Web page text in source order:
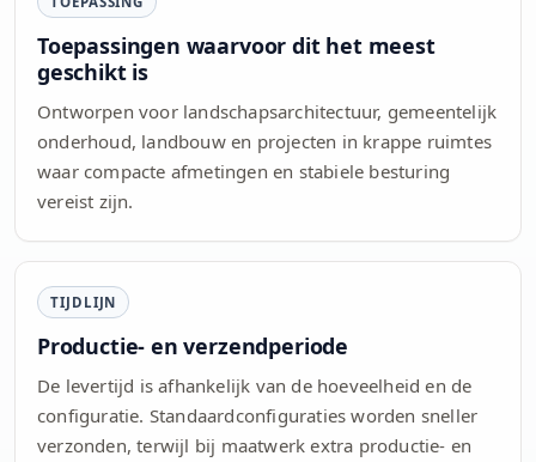
Toepassingen waarvoor dit het meest
geschikt is
Ontworpen voor landschapsarchitectuur, gemeentelijk
onderhoud, landbouw en projecten in krappe ruimtes
waar compacte afmetingen en stabiele besturing
vereist zijn.
TIJDLIJN
Productie- en verzendperiode
De levertijd is afhankelijk van de hoeveelheid en de
configuratie. Standaardconfiguraties worden sneller
verzonden, terwijl bij maatwerk extra productie- en